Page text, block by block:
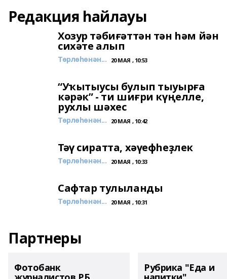
Редакция һайлауы
Хозур тәбиғәттән тән һәм йән
сихәте алып
Төрлөһөнән... 20 МАЯ , 10:53
“Уҡытыусы булып тыуырға
кәрәк” - ти шиғри күңелле,
рухлы шәхес
Төрлөһөнән... 20 МАЯ , 10:42
Тәү сиратта, хәүефһеҙлек
Төрлөһөнән... 20 МАЯ , 10:33
Сафтар тулыланды
Төрлөһөнән... 20 МАЯ , 10:31
Партнеры
Фотобанк Рубрика "Еда и